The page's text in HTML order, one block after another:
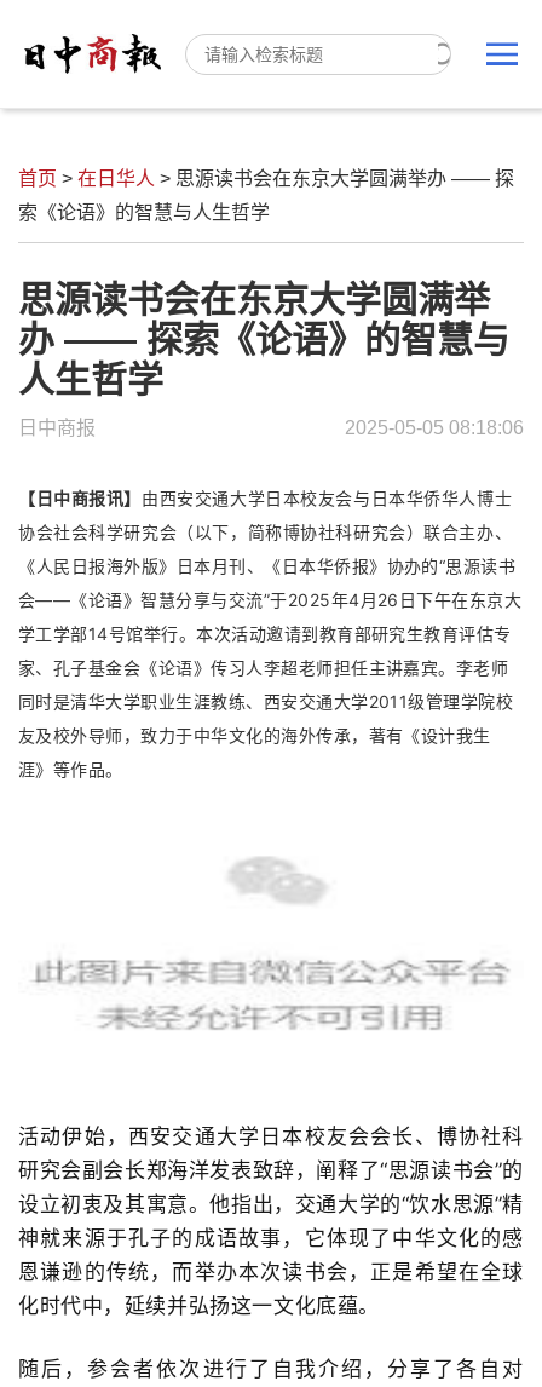
首页 > 在日华人 > 思源读书会在东京大学圆满举办 —— 探
索《论语》的智慧与人生哲学
思源读书会在东京大学圆满举
办 —— 探索《论语》的智慧与
人生哲学
日中商报 2025-05-05 08:18:06
【日中商报讯】 由西安交通大学日本校友会与日本华侨华人博士
协会社会科学研究会（以下，简称博协社科研究会）联合主办、
《人民日报海外版》日本月刊、《日本华侨报》协办的“思源读书
会——《论语》智慧分享与交流”于2025年4月26 日下午在东京大
学工学部14号馆举行。本次活动邀请到教育部研究生教育评估专
家、孔子基金会《论语》传习人李超老师担任主讲嘉宾。李老师
同时是清华大学职业生涯教练、西安交通大学2011级管理学院校
友及校外导师，致力于中华文化的海外传承，著有《设计我生
涯》等作品。
活动伊始，西安交通大学日本校友会会长、博协社科
研究会副会长郑海洋发表致辞，阐释了“思源读书会”的
设立初衷及其寓意。他指出，交通大学的“饮水思源”精
神就来源于孔子的成语故事，它体现了中华文化的感
恩谦逊的传统，而举办本次读书会，正是希望在全球
化时代中，延续并弘扬这一文化底蕴。
随后，参会者依次进行了自我介绍，分享了各自对